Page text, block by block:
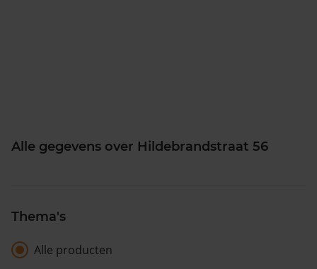
Alle gegevens over Hildebrandstraat 56
Thema's
Alle producten